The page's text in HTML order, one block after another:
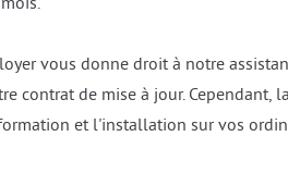
vous donne droit à notre
contrat de mise à jour.
et l'installation sur vos